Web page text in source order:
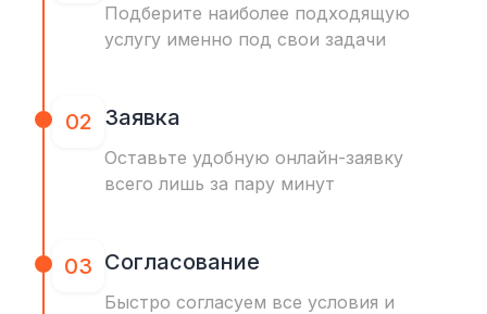
Подберите наиболее подходящую
услугу именно под свои задачи
02 Заявка
Оставьте удобную онлайн-заявку
всего лишь за пару минут
03 Согласование
Быстро согласуем все условия и